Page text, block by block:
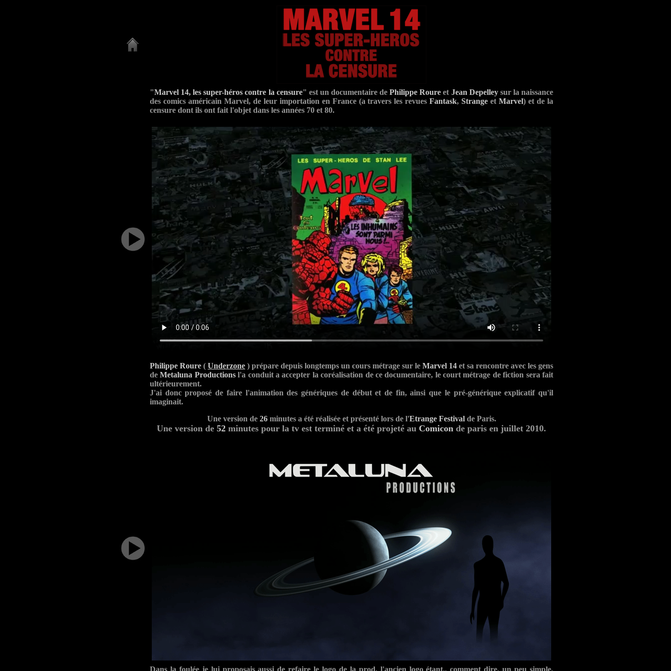
"Marvel 14, les super-héros contre la censure" est un documentaire dePhilippe Roure et Jean Depelleysur la naissance
des comics américain Marvel, de leur importation en France (a travers les revuesFantask,Strange etMarvel) et de la
censure dont ils ont fait l'objet dans les années 70 et 80.
Philippe Roure ( Underzone ) prépare depuis longtemps un cours métrage sur le Marvel 14 et sa rencontre avec les gens
deMetaluna Productionsl'a conduit a accepter la coréalisation de ce documentaire, le court métrage de fiction sera fait
ultérieurement.
J'ai donc proposé de faire l'animation des génériques de début et de fin, ainsi que le pré-générique explicatif qu'il
imaginait.
Une version de 26minutes a été réalisée et présenté lors de l'Etrange Festivalde Paris.
Une version de 52 minutes pour la tv est terminé et a été projeté au Comicon de paris en juillet 2010.
Dans la foulée je lui proposais aussi de refaire le logo de la prod, l'ancien logo étant.. comment dire, un peu simple,